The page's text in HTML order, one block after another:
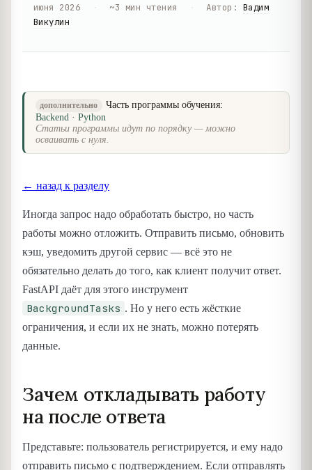
июня 2026
~3 мин чтения Автор : Вадим
Викулин
дополнительно
Часть программы обучения:
Backend · Python
Статьи программы идут по порядку — можно
осваивать с нуля.
← назад к разделу
Иногда запрос надо обработать быстро, но часть
работы можно отложить. Отправить письмо, обновить
кэш, уведомить другой сервис — всё это не
обязательно делать до того, как клиент получит ответ.
FastAPI даёт для этого инструмент
BackgroundTasks . Но у него есть жёсткие
ограничения, и если их не знать, можно потерять
данные.
Зачем откладывать работу
на после ответа
Представьте: пользователь регистрируется, и ему надо
отправить письмо с подтверждением. Если отправлять